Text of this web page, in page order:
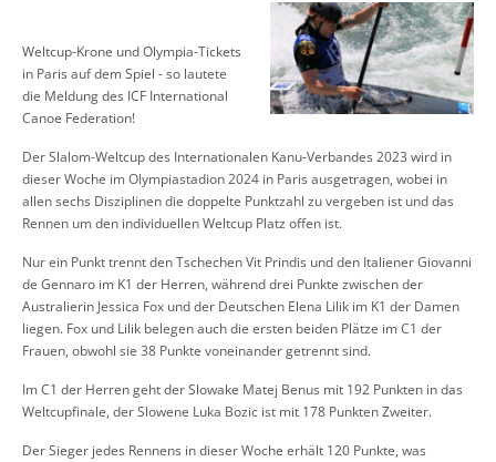
Weltcup-Krone und Olympia-Tickets
in Paris auf dem Spiel - so lautete
die Meldung des ICF International
Canoe Federation!
Der Slalom-Weltcup des Internationalen Kanu-Verbandes 2023 wird in
dieser Woche im Olympiastadion 2024 in Paris ausgetragen, wobei in
allen sechs Disziplinen die doppelte Punktzahl zu vergeben ist und das
Rennen um den individuellen Weltcup Platz offen ist.
Nur ein Punkt trennt den Tschechen Vit Prindis und den Italiener Giovanni
de Gennaro im K1 der Herren, während drei Punkte zwischen der
Australierin Jessica Fox und der Deutschen Elena Lilik im K1 der Damen
liegen. Fox und Lilik belegen auch die ersten beiden Plätze im C1 der
Frauen, obwohl sie 38 Punkte voneinander getrennt sind.
Im C1 der Herren geht der Slowake Matej Benus mit 192 Punkten in das
Weltcupfinale, der Slowene Luka Bozic ist mit 178 Punkten Zweiter.
Der Sieger jedes Rennens in dieser Woche erhält 120 Punkte, was